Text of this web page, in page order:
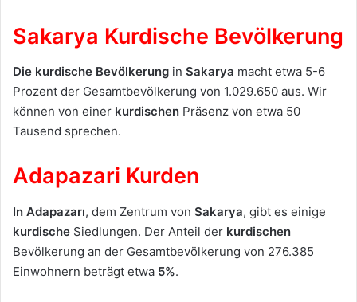
Sakarya Kurdische Bevölkerung
Die kurdische Bevölkerung in Sakarya macht etwa 5-6
Prozent der Gesamtbevölkerung von 1.029.650 aus. Wir
können von einer kurdischen Präsenz von etwa 50
Tausend sprechen.
Adapazari Kurden
In Adapazarı, dem Zentrum von Sakarya, gibt es einige
kurdische Siedlungen. Der Anteil der kurdischen
Bevölkerung an der Gesamtbevölkerung von 276.385
Einwohnern beträgt etwa 5%.